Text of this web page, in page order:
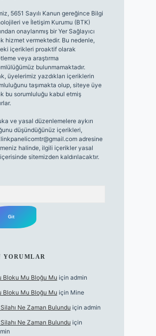
5651 Sayılı Kanun gereğince Bilgi
ve İletişim Kurumu (BTK)
onaylanmış bir Yer Sağlayıcı
hizmet vermektedir. Bu nedenle,
içerikleri proaktif olarak
veya araştırma
bulunmamaktadır.
üyelerimiz yazdıkları içeriklerin
taşımakta olup, siteye üye
bu sorumluluğu kabul etmiş
ve yasal düzenlemelere aykırı
düşündüğünüz içerikleri,
adresine
halinde, ilgili içerikler yasal
sitemizden kaldırılacaktır.
YORUMLAR
Bloku Mu Bloğu Mu için admin
Bloku Mu Bloğu Mu için Mine
Ne Zaman Bulundu için admin
Ne Zaman Bulundu için